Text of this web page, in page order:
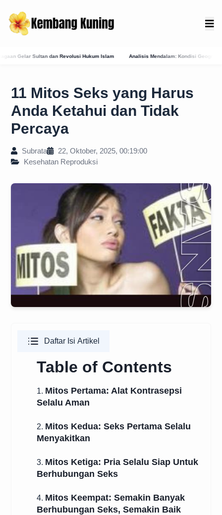
Hukum Islam Analisis Mendalam: Kondisi Geografis Bali Barat Daya Sebagai
11 Mitos Seks yang Harus
Anda Ketahui dan Tidak
Percaya
Subrata
22, Oktober, 2025, 00:19:00
Kesehatan Reproduksi
Daftar Isi Artikel
Table of Contents
1. Mitos Pertama: Alat Kontrasepsi
Selalu Aman
2. Mitos Kedua: Seks Pertama Selalu
Menyakitkan
3. Mitos Ketiga: Pria Selalu Siap Untuk
Berhubungan Seks
4. Mitos Keempat: Semakin Banyak
Berhubungan Seks, Semakin Baik